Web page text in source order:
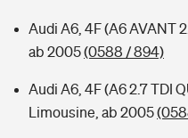
Audi A6, 4F (A6 AVANT
ab 2005(0588 / 894)
Audi A6, 4F (A6 2.7 TDI
Limousine, ab 2005